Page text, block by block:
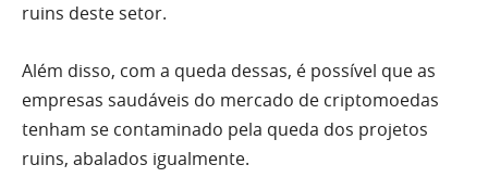
ruins deste setor.
Além disso, com a queda dessas, é possível que as
empresas saudáveis do mercado de criptomoedas
tenham se contaminado pela queda dos projetos
ruins, abalados igualmente.